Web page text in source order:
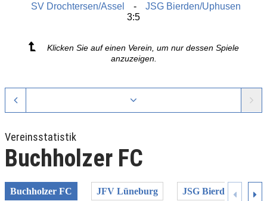
SV Drochtersen/Assel
JSG Bierden/Uphusen
3:5
Klicken Sie auf einen Verein, um nur dessen Spiele
anzuzeigen.
Vereinsstatistik
Buchholzer FC
Buchholzer FC JFV Lüneburg JSG Bierden/